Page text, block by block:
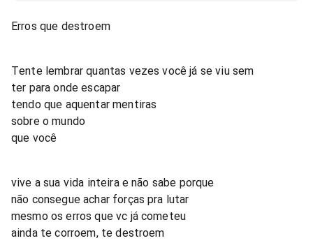
Erros que destroem
Tente lembrar quantas vezes você já se viu sem
ter para onde escapar
tendo que aquentar mentiras
sobre o mundo
que você
vive a sua vida inteira e não sabe porque
não consegue achar forças pra lutar
mesmo os erros que vc já cometeu
ainda te corroem, te destroem